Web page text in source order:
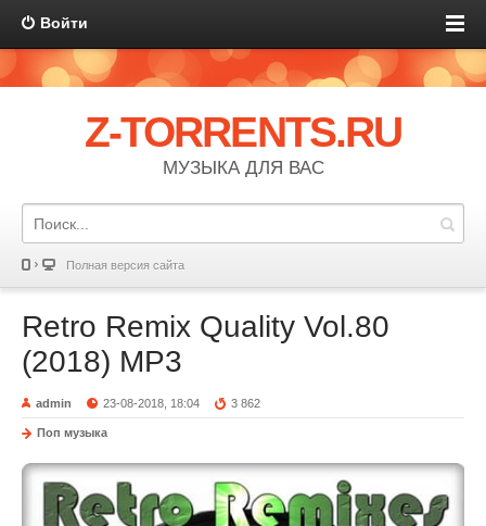
Войти
Z-TORRENTS.RU
МУЗЫКА ДЛЯ ВАС
Полная версия сайта
Retro Remix Quality Vol.80
(2018) MP3
admin 23-08-2018, 18:04 3 862
Поп музыка